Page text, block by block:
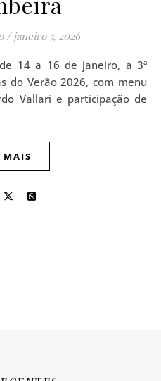
/ janeiro 7, 2026
do Verão 2026, com menu
Vallari e participação de
MAIS